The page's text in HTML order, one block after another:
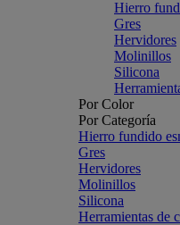
Hierro
Gres
Hervidores
Molinillos
Silicona
Por Color
Por Categoría
Hierro fundido
Gres
Hervidores
Molinillos
Silicona
Herramientas de